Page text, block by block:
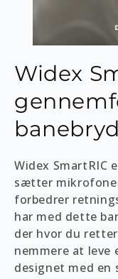
Widex
Widex SmartRIC
sætter
forbedrer
har med dette
der hvor du
nemmere at leve
designet med en